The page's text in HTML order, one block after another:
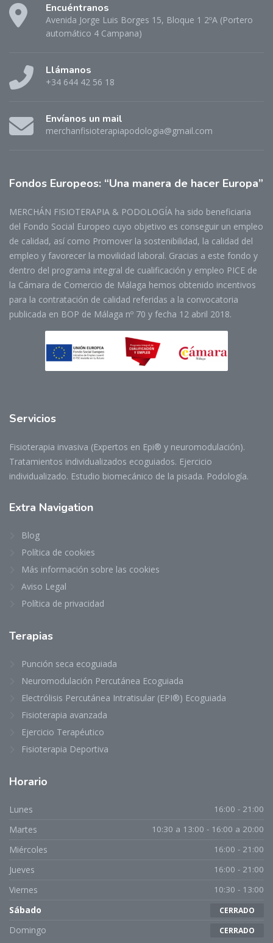
Encuéntranos
Avenida Jorge Luis Borges 15, Bloque 1 2ºA (Portero
automático 4 Campana)
Llámanos
+34 644 42 56 18
Envíanos un mail
merchanfisioterapiapodologia@gmail.com
Fondos Europeos: “Una manera de hacer Europa”
MERCHÁN FISIOTERAPIA & PODOLOGÍA ha sido beneficiaria
del Fondo Social Europeo cuyo objetivo es conseguir un empleo
de calidad, así como Promover la sostenibilidad, la calidad del
empleo y favorecer la movilidad laboral. Gracias a este fondo y
dentro del programa integral de cualificación y empleo PICE de
la Cámara de Comercio de Málaga hemos obtenido incentivos
para la contratación de calidad referidas a la convocatoria
publicada en BOP de Málaga nº 70 y fecha 12 abril 2018.
Servicios
Fisioterapia invasiva (Expertos en Epi® y neuromodulación).
Tratamientos individualizados ecoguiados. Ejercicio
individualizado. Estudio biomecánico de la pisada. Podología.
Extra Navigation
Blog
Política de cookies
Más información sobre las cookies
Aviso Legal
Política de privacidad
Terapias
Punción seca ecoguiada
Neuromodulación Percutánea Ecoguiada
Electrólisis Percutánea Intratisular (EPI®) Ecoguiada
Fisioterapia avanzada
Ejercicio Terapéutico
Fisioterapia Deportiva
Horario
Lunes 16:00 - 21:00
Martes 10:30 a 13:00 - 16:00 a 20:00
Miércoles 16:00 - 21:00
Jueves 16:00 - 21:00
Viernes 10:30 - 13:00
Sábado CERRADO
Domingo CERRADO